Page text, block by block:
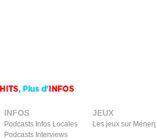
INFOS
Podcasts Infos Locales
Podcasts Interviews
JEUX
Les jeux sur